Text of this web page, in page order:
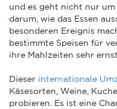
und es geht nicht nur um
darum, wie das Essen
besonderen Ereignis
bestimmte Speisen für
ihre Mahlzeiten sehr ernst.
Dieser internationale
Käsesorten, Weine,
probieren. Es ist eine